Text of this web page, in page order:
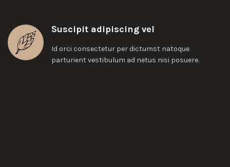
Suscipit adipiscing vel
Id orci consectetur per dictumst natoque
parturient vestibulum ad netus nisi posuere.